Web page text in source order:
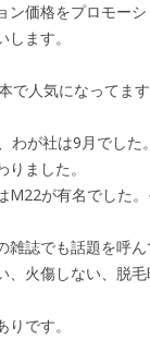
ン価格をプロモー
ます。
で人気になってます
わが社は9月でした
ました。
M22が有名でした
雑誌でも話題を呼ん
、火傷しない、脱
です。